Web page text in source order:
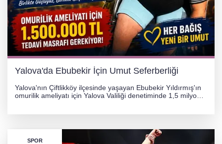
Yalova'da Ebubekir İçin Umut Seferberliği
Yalova'nın Çiftlikköy ilçesinde yaşayan Ebubekir Yıldırmış'ın
omurilik ameliyatı için Yalova Valiliği denetiminde 1,5 milyon
SPOR